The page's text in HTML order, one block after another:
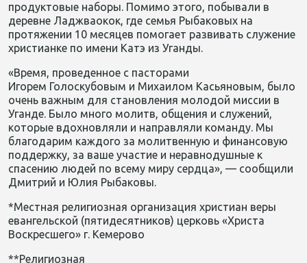
продуктовые наборы. Помимо этого, побывали в
деревне Ладжваокок, где семья Рыбаковых на
протяжении 10 месяцев помогает развивать служение
христианке по имени Катэ из Уганды.
«Время, проведенное с пасторами
Игорем Голоскубовым и Михаилом Касьяновым, было
очень важным для становления молодой миссии в
Уганде. Было много молитв, общения и служений,
которые вдохновляли и направляли команду. Мы
благодарим каждого за молитвенную и финансовую
поддержку, за ваше участие и неравнодушные к
спасению людей по всему миру сердца», — сообщили
Дмитрий и Юлия Рыбаковы.
*Местная религиозная организация христиан веры
евангельской (пятидесятников) церковь «Христа
Воскресшего» г. Кемерово
**Религиозная